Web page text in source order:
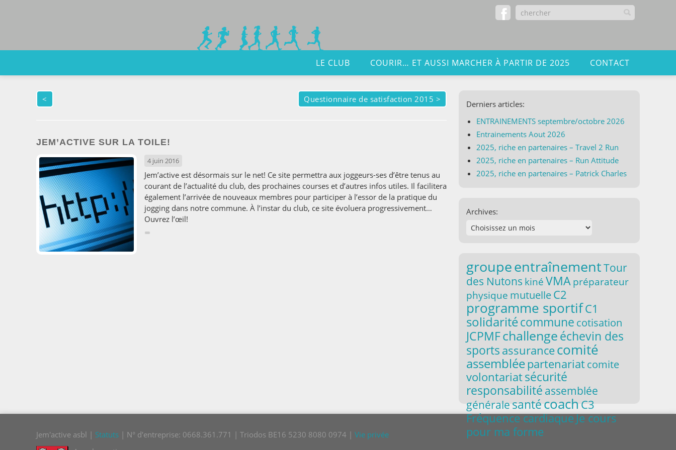
LE CLUB COURIR… ET AUSSI MARCHER À PARTIR DE 2025 CONTACT
< Questionnaire de satisfaction 2015 >
JEM’ACTIVE SUR LA TOILE!
4 juin 2016
Jem’active est désormais sur le net! Ce site permettra aux joggeurs-ses d’être tenus au
courant de l’actualité du club, des prochaines courses et d’autres infos utiles. Il facilitera
également l’arrivée de nouveaux membres pour participer à l’essor de la pratique du
jogging dans notre commune. À l’instar du club, ce site évoluera progressivement…
Ouvrez l’œil!
Derniers articles:
ENTRAINEMENTS septembre/octobre 2026
Entrainements Aout 2026
2025, riche en partenaires – Travel 2 Run
2025, riche en partenaires – Run Attitude
2025, riche en partenaires – Patrick Charles
Archives:
groupeentraînementTour
des Nutons kiné VMA préparateur
physique mutuelleC2
programme sportifC1
solidaritécommune cotisation
JCPMFchallengeéchevin des
sports assurancecomité
assemblée partenariatcomite
volontariatsécurité
responsabilité assemblée
générale santécoach C3
Fréquence cardiaqueJe cours
pour ma forme
Jem'active asbl | Statuts | N° d'entreprise: 0668.361.771 | Triodos BE16 5230 8080 0974 | Vie privée